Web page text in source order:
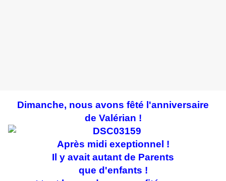
Dimanche, nous avons fêté l'anniversaire
de Valérian !
Après midi exeptionnel !
Il y avait autant de Parents
que d'enfants !